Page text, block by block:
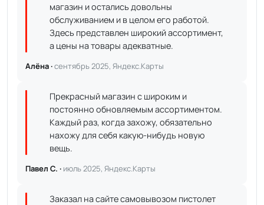
магазин и остались довольны
обслуживанием и в целом его работой.
Здесь представлен широкий ассортимент,
а цены на товары адекватные.
Алёна ·сентябрь 2025, Яндекс.Карты
Прекрасный магазин с широким и
постоянно обновляемым ассортиментом.
Каждый раз, когда захожу, обязательно
нахожу для себя какую-нибудь новую
вещь.
Павел С. · июль 2025, Яндекс.Карты
Заказал на сайте самовывозом пистолет